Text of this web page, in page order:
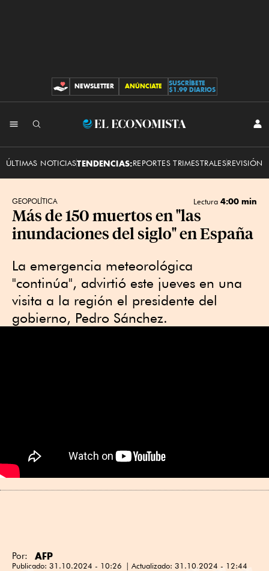
CONTRIBUCIONES
NEWSLETTER ANÚNCIATE
SUSCRÍBETE
$1.99 DIARIOS
El
ÚLTIMAS NOTICIASTENDENCIAS:REPORTES TRIMESTRALESREVISIÓN
GEOPOLÍTICA Lectura 4:00 min
Más de 150 muertos en "las
inundaciones del siglo" en España
La emergencia meteorológica
"continúa", advirtió este jueves en una
visita a la región el presidente del
gobierno, Pedro Sánchez.
Por: AFP
Publicado: 31.10.2024 - 10:26 Actualizado: 31.10.2024 - 12:44